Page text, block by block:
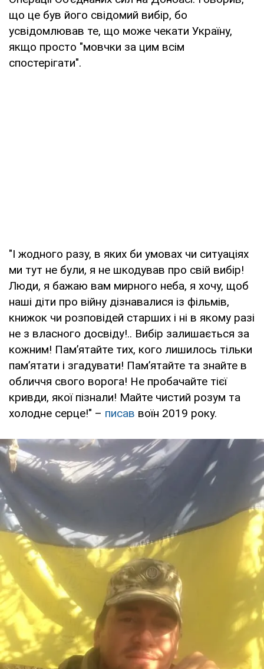
що це був його свідомий вибір, бо
усвідомлював те, що може чекати Україну,
якщо просто "мовчки за цим всім
спостерігати".
"І жодного разу, в яких би умовах чи ситуаціях
ми тут не були, я не шкодував про свій вибір!
Люди, я бажаю вам мирного неба, я хочу, щоб
наші діти про війну дізнавалися із фільмів,
книжок чи розповідей старших і ні в якому разі
не з власного досвіду!.. Вибір залишається за
кожним! Пам’ятайте тих, кого лишилось тільки
пам’ятати і згадувати! Пам’ятайте та знайте в
обличчя свого ворога! Не пробачайте тієї
кривди, якої пізнали! Майте чистий розум та
холодне серце!" – писав воїн 2019 року.